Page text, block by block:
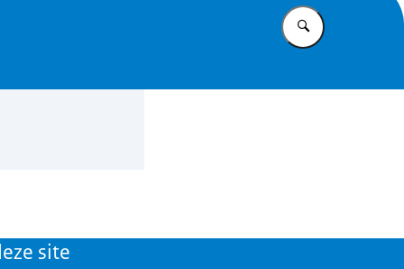
Vul in wat u
site